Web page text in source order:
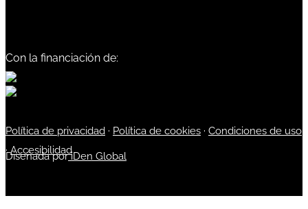
Con la financiación de:
Política de privacidad · Política de cookies · Condiciones de uso
·Accesibilidad
Diseñada poriDen Global